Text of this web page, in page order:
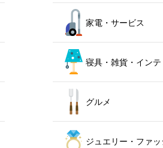
家電・サービス
寝具・雑貨・イン
グルメ
ジュエリー・ファ